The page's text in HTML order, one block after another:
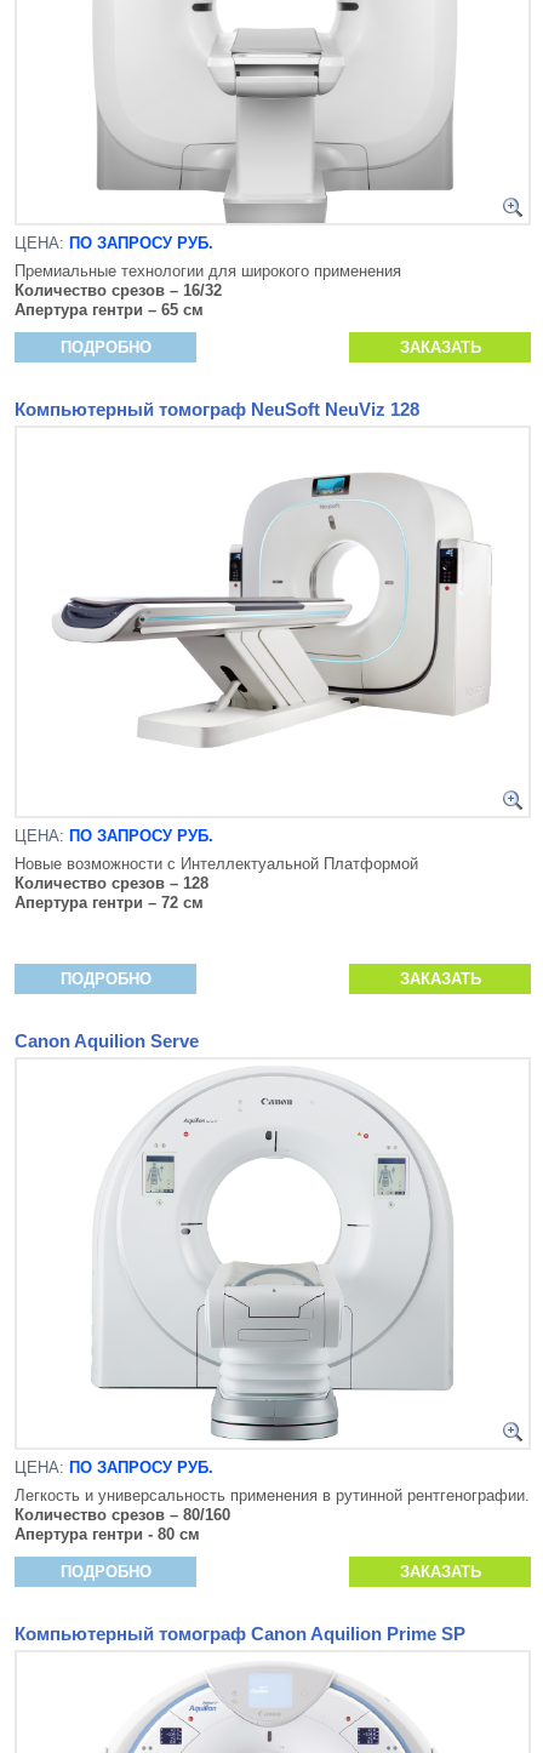
ЦЕНА: ПО ЗАПРОСУ РУБ.
Премиальные технологии для широкого применения
Количество срезов – 16/32
Апертура гентри – 65 см
ПОДРОБНО ЗАКАЗАТЬ
Компьютерный томограф NeuSoft NeuViz 128
ЦЕНА: ПО ЗАПРОСУ РУБ.
Новые возможности с Интеллектуальной Платформой
Количество срезов – 128
Апертура гентри – 72 см
ПОДРОБНО ЗАКАЗАТЬ
Canon Aquilion Serve
ЦЕНА: ПО ЗАПРОСУ РУБ.
Легкость и универсальность применения в рутинной рентгенографии.
Количество срезов – 80/160
Апертура гентри - 80 см
ПОДРОБНО ЗАКАЗАТЬ
Компьютерный томограф Canon Aquilion Prime SP